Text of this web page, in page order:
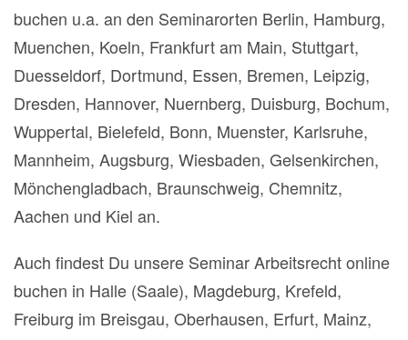
buchen u.a. an den Seminarorten Berlin, Hamburg,
Muenchen, Koeln, Frankfurt am Main, Stuttgart,
Duesseldorf, Dortmund, Essen, Bremen, Leipzig,
Dresden, Hannover, Nuernberg, Duisburg, Bochum,
Wuppertal, Bielefeld, Bonn, Muenster, Karlsruhe,
Mannheim, Augsburg, Wiesbaden, Gelsenkirchen,
Mönchengladbach, Braunschweig, Chemnitz,
Aachen und Kiel an.
Auch findest Du unsere Seminar Arbeitsrecht online
buchen in Halle (Saale), Magdeburg, Krefeld,
Freiburg im Breisgau, Oberhausen, Erfurt, Mainz,